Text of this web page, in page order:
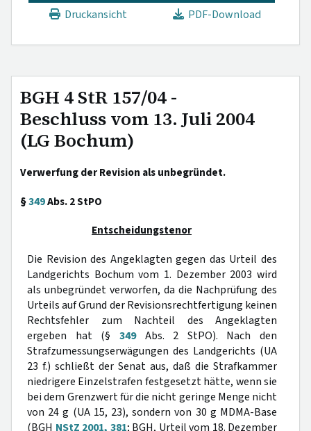
Druckansicht
PDF-Download
BGH 4 StR 157/04 -
Beschluss vom 13. Juli 2004
(LG Bochum)
Verwerfung der Revision als unbegründet.
§349Abs. 2 StPO
Entscheidungstenor
Die Revision des Angeklagten gegen das Urteil des
Landgerichts Bochum vom 1. Dezember 2003 wird
als unbegründet verworfen, da die Nachprüfung des
Urteils auf Grund der Revisionsrechtfertigung keinen
Rechtsfehler zum Nachteil des Angeklagten
ergeben hat (§ 349Abs. 2 StPO). Nach den
Strafzumessungserwägungen des Landgerichts (UA
23 f.) schließt der Senat aus, daß die Strafkammer
niedrigere Einzelstrafen festgesetzt hätte, wenn sie
bei dem Grenzwert für die nicht geringe Menge nicht
von 24 g (UA 15, 23), sondern von 30 g MDMA-Base
(BGH NStZ 2001, 381; BGH, Urteil vom 18. Dezember